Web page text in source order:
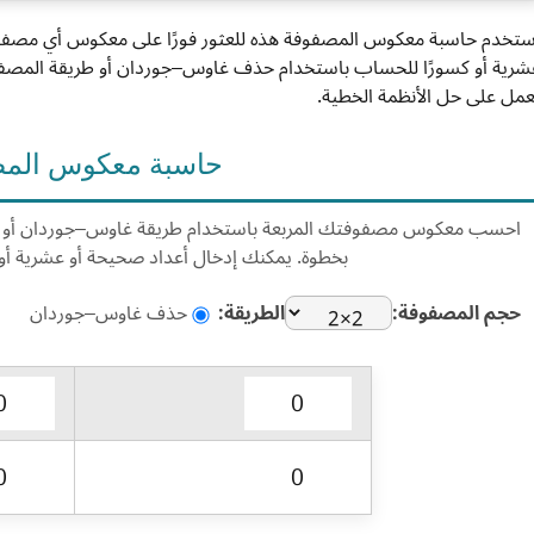
أو كسورًا للحساب باستخدام حذف غاوس–جوردان أو طريقة
على حل الأنظمة الخطية.
حاسبة معكوس
احسب معكوس مصفوفتك المربعة باستخدام طريقة غاوس–جوردان
بخطوة. يمكنك إدخال أعداد صحيحة أو عشرية
حجم المصفوفة:
الطريقة: حذف غاوس–جوردان